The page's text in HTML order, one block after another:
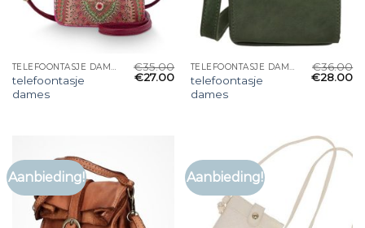
TELEFOONTASJE DAMES
telefoontasje
dames
€35.00
€27.00
TELEFOONTASJE DAMES
telefoontasje
dames
€36.00
€28.00
Aanbieding! Aanbieding!